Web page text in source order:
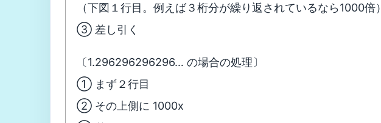
（下図１行目。例えば３桁分が繰り返されているなら1000倍）
③ 差し引く
〔1.296296296296… の場合の処理〕
① まず２行目
② その上側に 1000x